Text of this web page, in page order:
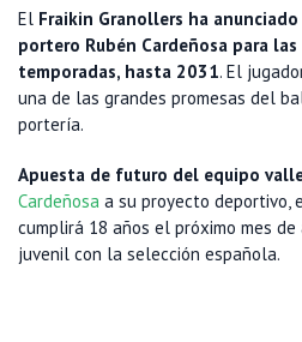
El Fraikin Granollers ha
portero Rubén Cardeñosa para
temporadas, hasta 2031. El
una de las grandes promesas del
portería.
Apuesta de futuro del equipo
Cardeñosa a su proyecto deportivo,
cumplirá 18 años el próximo mes
juvenil con la selección española.